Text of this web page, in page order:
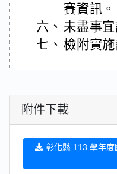
賽資訊。
六、 未盡事
七、 檢附實施
附件下載
彰化縣 113 學年